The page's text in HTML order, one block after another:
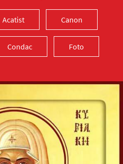
Acatist Canon
Condac Foto